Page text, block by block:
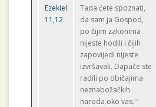
Ezekiel
11,12
Tada ćete spoznati,
da sam ja Gospod,
po čijim zakonima
nijeste hodili i čijih
zapovijedi nijeste
izvršavali. Dapače ste
radili po običajima
neznabožačkih
naroda oko vas.'"